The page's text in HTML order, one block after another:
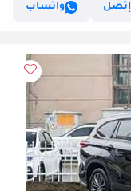
إتصل
واتساب